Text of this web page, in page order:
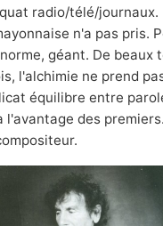
radio/télé/journaux.
n'a pas pris.
géant. De beaux
l'alchimie ne prend
équilibre entre
l'avantage des